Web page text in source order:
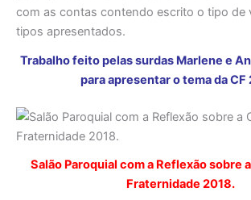
Trabalho feito pelas surdas Marlene e
para apresentar o tema da CF
Salão Paroquial com a Reflexão sobre
Fraternidade 2018.